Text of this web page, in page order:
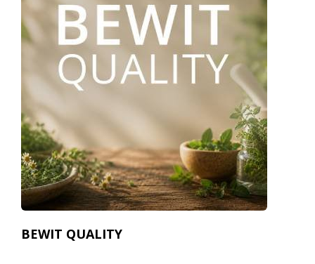
BEWIT QUALITY